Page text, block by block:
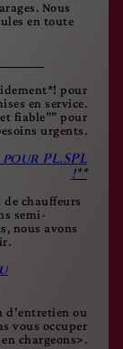
Nous
en toute
pour
en service.
fiable”” pour
urgents.
pour PL.SPL
!**
chauffeurs
semi-
nous avons
d’entretien ou
vous occuper
chargeons>.